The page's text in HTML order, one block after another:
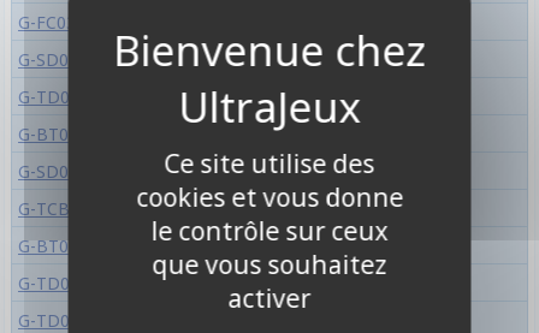
G-FC03 - Fighter's Collection 2016
G-SD02 - Knight Of The Sun
G-TD08 - Vampire Princess Of The Nether Hour
G-BT06 - Transcension Of Blade & Blossom
G-SD01 - Odyssey Of The Interspatial Dragon
G-TCB01 - The Reckless Rampage
G-BT05 - Moonlit Dragonfang
G-TD07 - Illusionist of the Crescent Moon
G-TD06 - Rallying Call Of The Interspectral Dragon
Ce site utilise des
cookies et vous donne
le contrôle sur ceux
que vous souhaitez
activer